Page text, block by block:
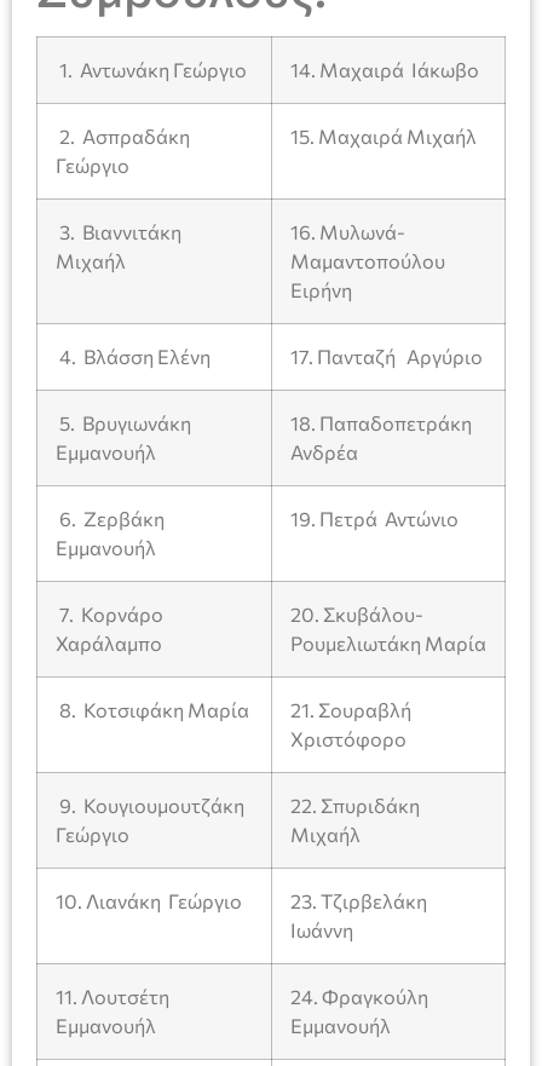
1. Αντωνάκη Γεώργιο 14. Μαχαιρά Ιάκωβο
2. Ασπραδάκη
Γεώργιο
15. Μαχαιρά Μιχαήλ
3. Βιαννιτάκη
Μιχαήλ
16. Μυλωνά-
Μαμαντοπούλου
Ειρήνη
4. Βλάσση Ελένη 17. Πανταζή Αργύριο
5. Βρυγιωνάκη
Εμμανουήλ
18. Παπαδοπετράκη
Ανδρέα
6. Ζερβάκη
Εμμανουήλ
19. Πετρά Αντώνιο
7. Κορνάρο
Χαράλαμπο
20. Σκυβάλου-
Ρουμελιωτάκη Μαρία
8. Κοτσιφάκη Μαρία
21. Σουραβλή
Χριστόφορο
9. Κουγιουμουτζάκη
Γεώργιο
22. Σπυριδάκη
Μιχαήλ
10. Λιανάκη Γεώργιο
23. Τζιρβελάκη
Ιωάννη
11. Λουτσέτη
Εμμανουήλ
24. Φραγκούλη
Εμμανουήλ